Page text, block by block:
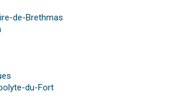
de-Brethmas
du-Fort